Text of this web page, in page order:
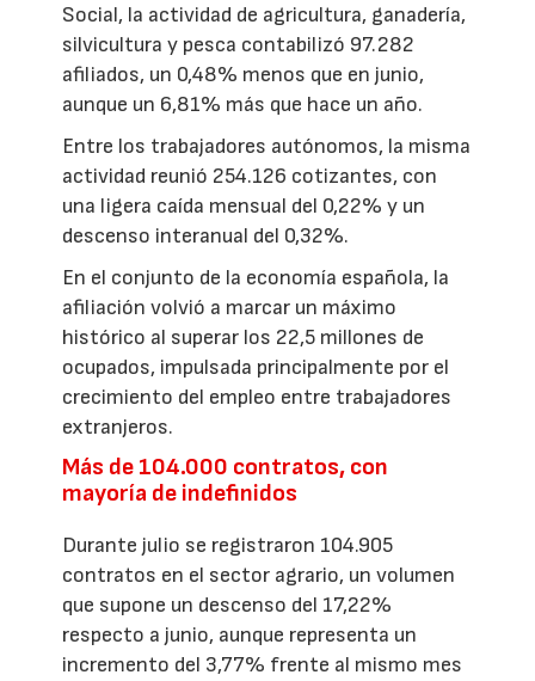
Social, la actividad de agricultura, ganadería,
silvicultura y pesca contabilizó 97.282
afiliados, un 0,48% menos que en junio,
aunque un 6,81% más que hace un año.
Entre los trabajadores autónomos, la misma
actividad reunió 254.126 cotizantes, con
una ligera caída mensual del 0,22% y un
descenso interanual del 0,32%.
En el conjunto de la economía española, la
afiliación volvió a marcar un máximo
histórico al superar los 22,5 millones de
ocupados, impulsada principalmente por el
crecimiento del empleo entre trabajadores
extranjeros.
Más de 104.000 contratos, con
mayoría de indefinidos
Durante julio se registraron 104.905
contratos en el sector agrario, un volumen
que supone un descenso del 17,22%
respecto a junio, aunque representa un
incremento del 3,77% frente al mismo mes